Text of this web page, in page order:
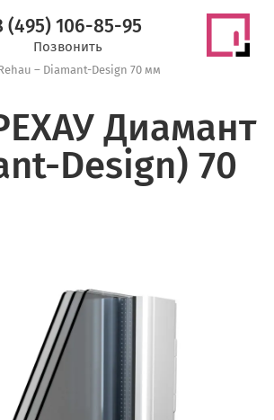
(495) 106-85-95
Позвонить
– Diamant-Design 70 мм
Диамант
Design) 70